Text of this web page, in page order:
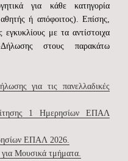
για κάθε κατηγορία
ή απόφοιτος). Επίσης,
εγκυκλίους με τα αντίστοιχα
Δήλωσης στους παρακάτω
για τις πανελλαδικές
1 Ημερησίων ΕΠΑΛ
ΕΠΑΛ 2026.
Μουσικά τμήματα.